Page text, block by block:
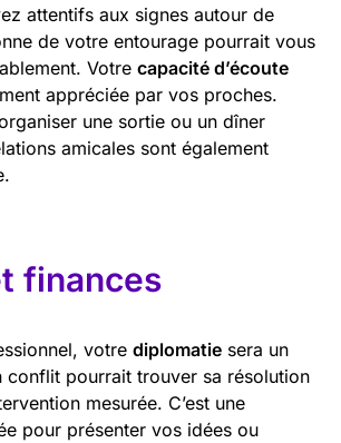
attentifs aux signes autour de
de votre entourage pourrait vous
Votre capacité d’écoute
appréciée par vos proches.
une sortie ou un dîner
amicales sont également
finances
votre diplomatie sera un
conflit pourrait trouver sa résolution
mesurée. C’est une
pour présenter vos idées ou